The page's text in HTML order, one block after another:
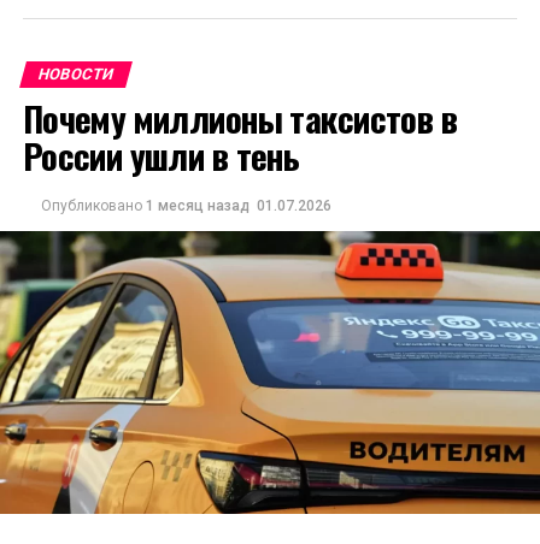
НОВОСТИ
Почему миллионы таксистов в
России ушли в тень
Опубликовано 1 месяц назад 01.07.2026